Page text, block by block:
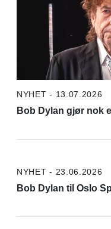
NYHET - 13.07.2026
Bob Dylan gjør nok
NYHET - 23.06.2026
Bob Dylan til Oslo